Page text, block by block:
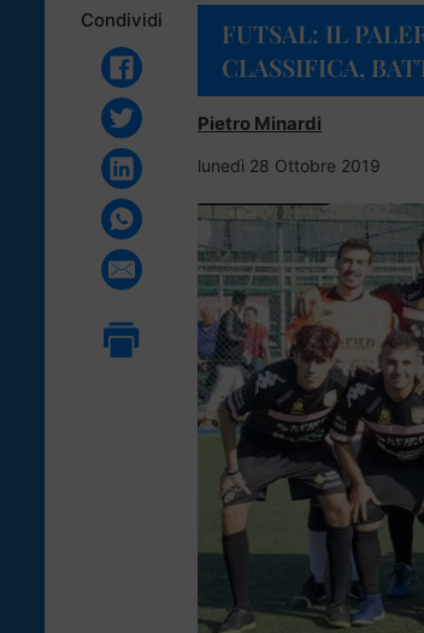
Condividi
FUTSAL: IL
CLASSIFICA,
Pietro Minardi
lunedì 28 Ottobre 2019